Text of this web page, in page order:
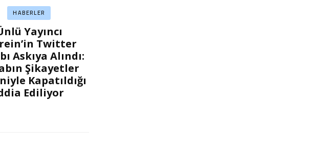
HABERLER
Yayıncı
Twitter
Askıya Alındı:
Şikayetler
Kapatıldığı
Ediliyor